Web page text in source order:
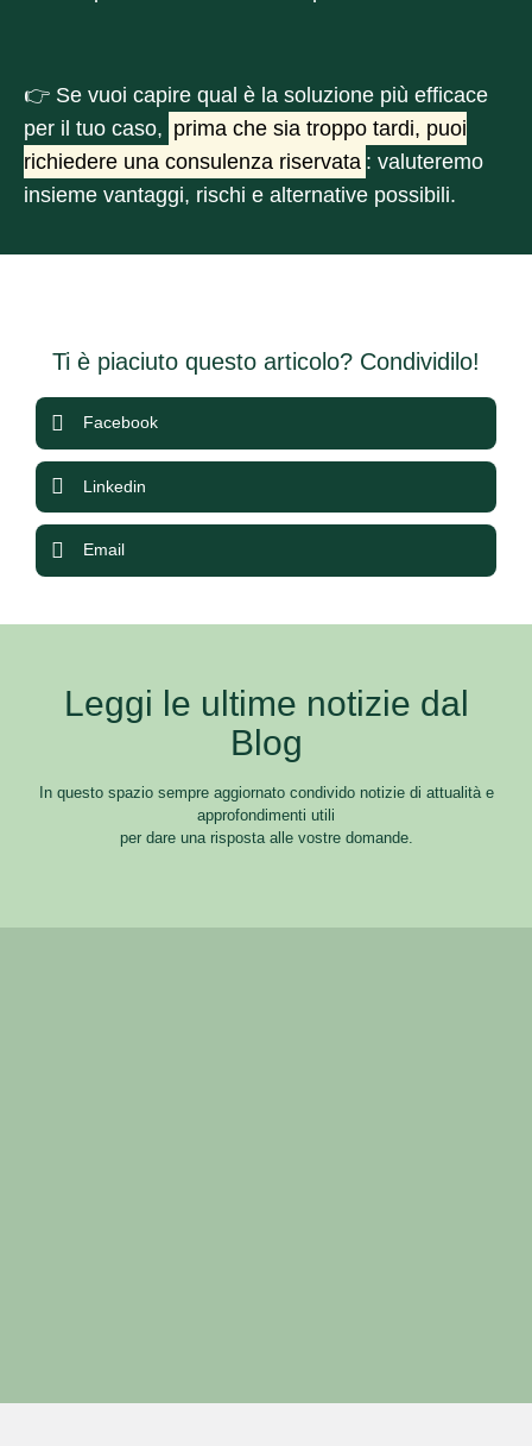
👉 Se vuoi capire qual è la soluzione più efficace
per il tuo caso, prima che sia troppo tardi, puoi
richiedere una consulenza riservata : valuteremo
insieme vantaggi, rischi e alternative possibili.
Ti è piaciuto questo articolo? Condividilo!
Facebook
Linkedin
Email
Leggi le ultime notizie dal
Blog
In questo spazio sempre aggiornato condivido notizie di attualità e
approfondimenti utili
per dare una risposta alle vostre domande.